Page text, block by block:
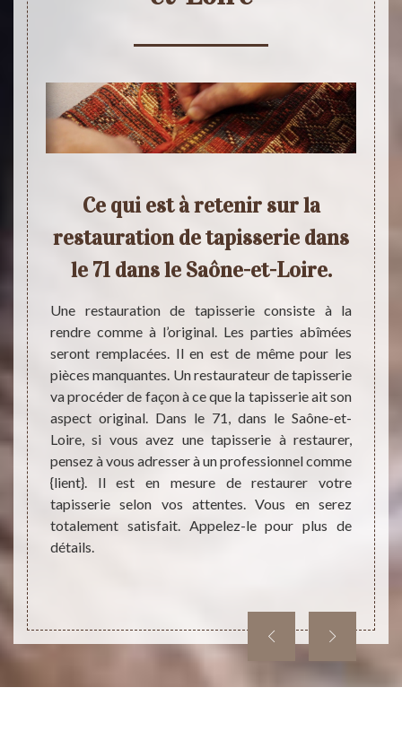
est
un
un
et-
un
à la
plus
Ce qui est à retenir sur la
restauration de tapisserie dans
le 71 dans le Saône-et-Loire.
Une restauration de tapisserie consiste à la
rendre comme à l’original. Les parties abîmées
seront remplacées. Il en est de même pour les
pièces manquantes. Un restaurateur de tapisserie
va procéder de façon à ce que la tapisserie ait son
aspect original. Dans le 71, dans le Saône-et-
Loire, si vous avez une tapisserie à restaurer,
pensez à vous adresser à un professionnel comme
{lient}. Il est en mesure de restaurer votre
tapisserie selon vos attentes. Vous en serez
totalement satisfait. Appelez-le pour plus de
détails.